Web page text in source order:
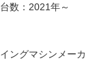
数：2021年～
ングマシンメーカ